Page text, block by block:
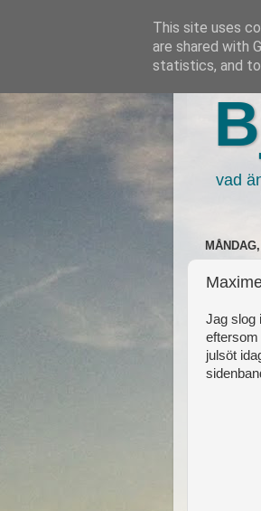
vad
Jag slog
eftersom
julsöt
This site uses
are shared with
statistics, and